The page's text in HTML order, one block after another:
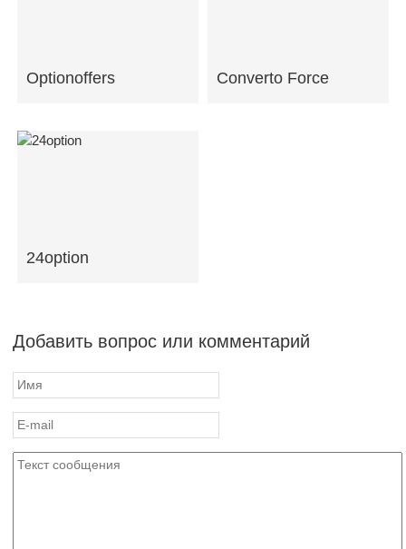
Optionoffers Converto Force
24option
Добавить вопрос или комментарий